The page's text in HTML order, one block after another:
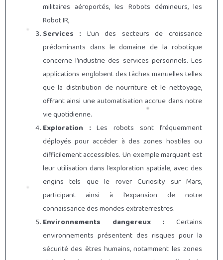
militaires aéroportés, les Robots démineurs, les
Robot IR,
Services : L’un des secteurs de croissance
prédominants dans le domaine de la robotique
concerne l’industrie des services personnels. Les
applications englobent des tâches manuelles telles
que la distribution de nourriture et le nettoyage,
offrant ainsi une automatisation accrue dans notre
vie quotidienne.
Exploration : Les robots sont fréquemment
déployés pour accéder à des zones hostiles ou
difficilement accessibles. Un exemple marquant est
leur utilisation dans l’exploration spatiale, avec des
engins tels que le rover Curiosity sur Mars,
participant ainsi à l’expansion de notre
connaissance des mondes extraterrestres.
Environnements dangereux : Certains
environnements présentent des risques pour la
sécurité des êtres humains, notamment les zones